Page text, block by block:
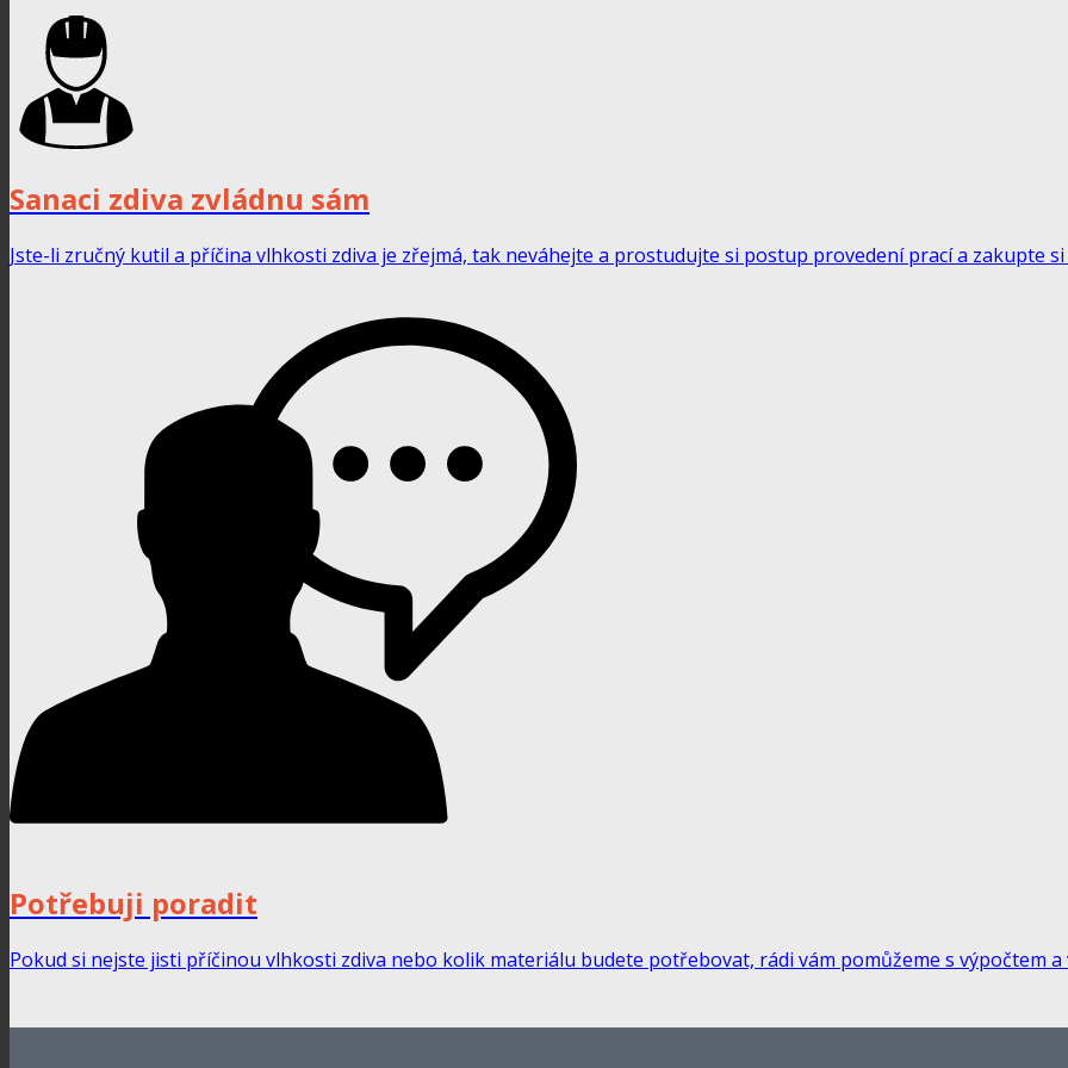
Sanaci zdiva zvládnu sám
Jste-li zručný kutil a příčina vlhkosti zdiva je zřejmá, tak neváhejte a prostudujte si postup provedení prací a zakupte
Potřebuji poradit
Pokud si nejste jisti příčinou vlhkosti zdiva nebo kolik materiálu budete potřebovat, rádi vám pomůžeme s výpočtem